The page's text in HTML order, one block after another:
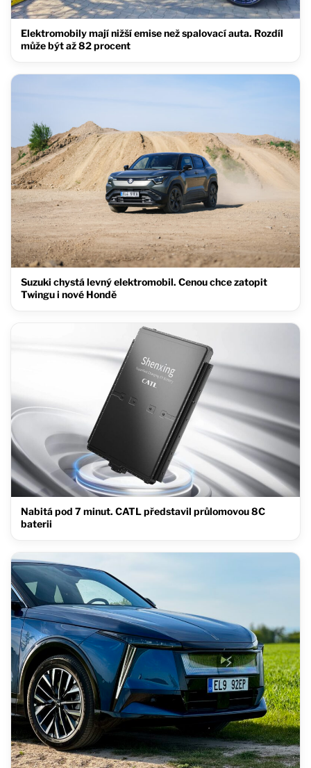
Elektromobily mají nižší emise než spalovací auta. Rozdíl
může být až 82 procent
Suzuki chystá levný elektromobil. Cenou chce zatopit
Twingu i nové Hondě
Nabitá pod 7 minut. CATL představil průlomovou 8C
baterii